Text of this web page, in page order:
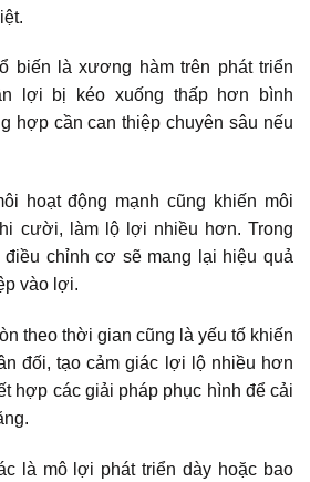
biến là xương hàm trên phát triển
lợi bị kéo xuống thấp hơn bình
hợp cần can thiệp chuyên sâu nếu
hoạt động mạnh cũng khiến môi
cười, làm lộ lợi nhiều hơn. Trong
chỉnh cơ sẽ mang lại hiệu quả
vào lợi.
theo thời gian cũng là yếu tố khiến
đối, tạo cảm giác lợi lộ nhiều hơn
hợp các giải pháp phục hình để cải
là mô lợi phát triển dày hoặc bao